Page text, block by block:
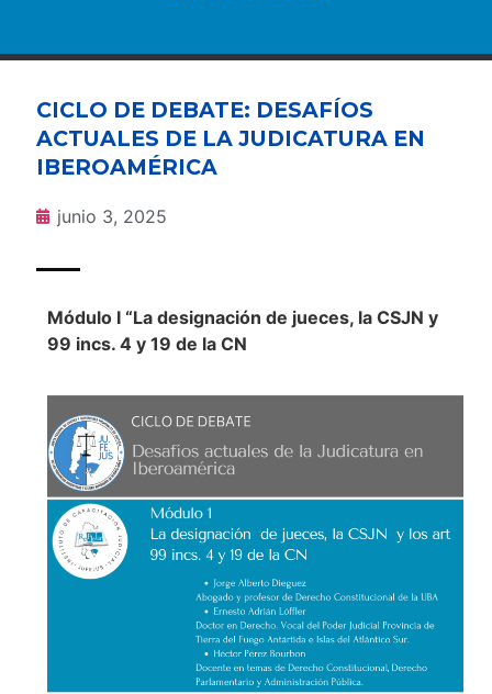
CICLO DE DEBATE: DESAFÍOS
ACTUALES DE LA JUDICATURA EN
IBEROAMÉRICA
junio 3, 2025
Módulo I “La designación de jueces, la CSJN y
99 incs. 4 y 19 de la CN